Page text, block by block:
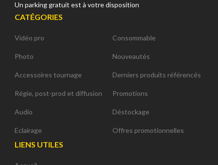
Un parking gratuit est à votre disposition
CATÉGORIES
Vidéo pro
Photo
Accessoires tournage
Régie, post-prod et diffusion
Audio
Eclairage
Consommable
Nouveautés
Derniers produits référencés
Promotions
Déstockage
Offres promotionnelles
LIENS UTILES